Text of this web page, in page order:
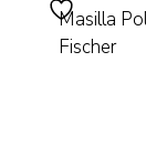
Masilla
Fischer